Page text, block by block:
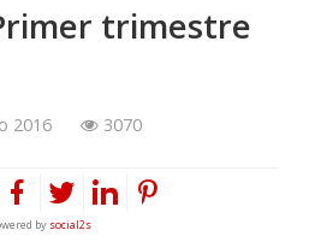
trimestre
2016 3070
by social2s